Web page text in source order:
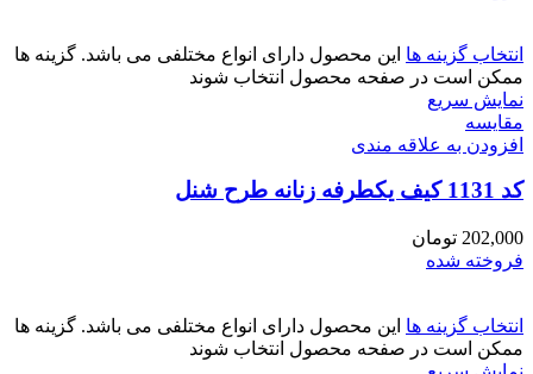
انتخاب گزینه ها این محصول دارای انواع مختلفی می باشد. گزینه ها
ممکن است در صفحه محصول انتخاب شوند
نمایش سریع
مقايسه
افزودن به علاقه مندی
کد 1131 کیف یکطرفه زنانه طرح شنل
202,000 تومان
فروخته شده
انتخاب گزینه ها این محصول دارای انواع مختلفی می باشد. گزینه ها
ممکن است در صفحه محصول انتخاب شوند